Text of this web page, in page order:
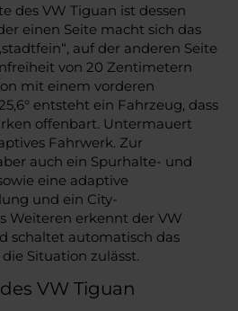
des VW Tiguan ist dessen
einen Seite macht sich das
auf der anderen Seite
von 20 Zentimetern
mit einem vorderen
entsteht ein Fahrzeug, dass
offenbart. Untermauert
Fahrwerk. Zur
auch ein Spurhalte- und
eine adaptive
und ein City-
Weiteren erkennt der VW
schaltet automatisch das
Situation zulässt.
VW Tiguan